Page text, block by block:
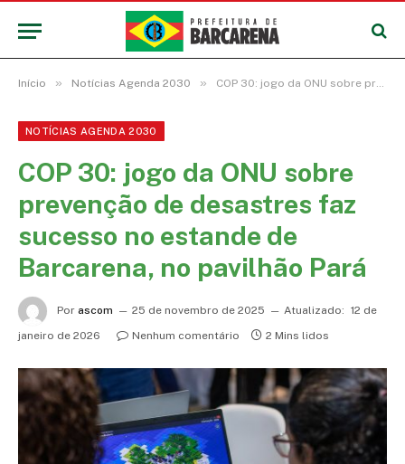
Início » Notícias Agenda 2030 » COP 30: jogo da ONU sobre prevenção de desastres faz sucesso no estande de Barcarena, no pavilhão Pará
NOTÍCIAS AGENDA 2030
COP 30: jogo da ONU sobre
prevenção de desastres faz
sucesso no estande de
Barcarena, no pavilhão Pará
Por ascom 25 de novembro de 2025 Atualizado: 12 de
janeiro de 2026
Nenhum comentário 2 Mins lidos